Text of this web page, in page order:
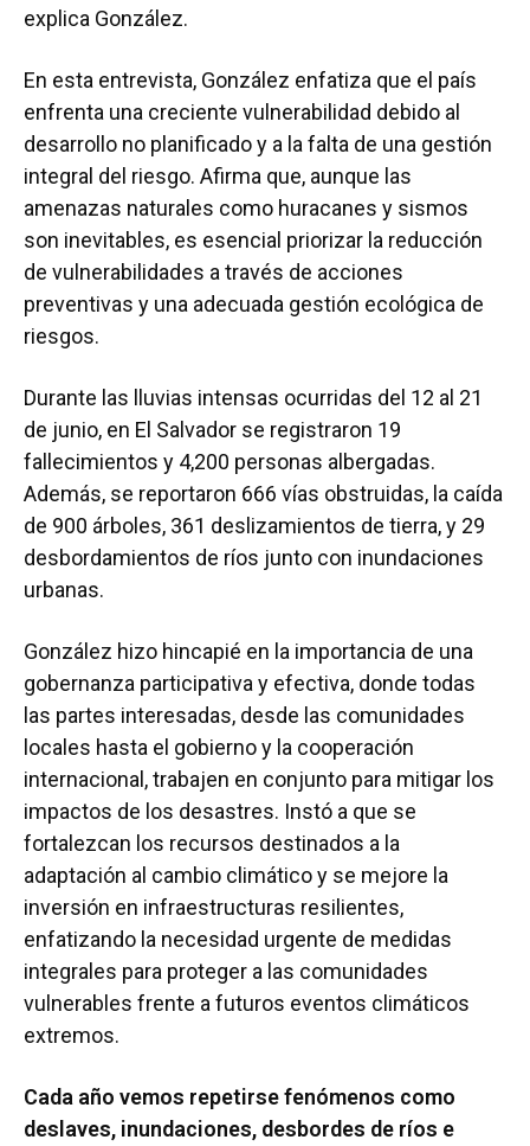
explica González.
En esta entrevista, González enfatiza que el país
enfrenta una creciente vulnerabilidad debido al
desarrollo no planificado y a la falta de una gestión
integral del riesgo. Afirma que, aunque las
amenazas naturales como huracanes y sismos
son inevitables, es esencial priorizar la reducción
de vulnerabilidades a través de acciones
preventivas y una adecuada gestión ecológica de
riesgos.
Durante las lluvias intensas ocurridas del 12 al 21
de junio, en El Salvador se registraron 19
fallecimientos y 4,200 personas albergadas.
Además, se reportaron 666 vías obstruidas, la caída
de 900 árboles, 361 deslizamientos de tierra, y 29
desbordamientos de ríos junto con inundaciones
urbanas.
González hizo hincapié en la importancia de una
gobernanza participativa y efectiva, donde todas
las partes interesadas, desde las comunidades
locales hasta el gobierno y la cooperación
internacional, trabajen en conjunto para mitigar los
impactos de los desastres. Instó a que se
fortalezcan los recursos destinados a la
adaptación al cambio climático y se mejore la
inversión en infraestructuras resilientes,
enfatizando la necesidad urgente de medidas
integrales para proteger a las comunidades
vulnerables frente a futuros eventos climáticos
extremos.
Cada año vemos repetirse fenómenos como
deslaves, inundaciones, desbordes de ríos e